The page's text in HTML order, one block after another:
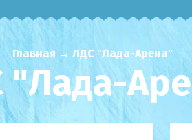
Главная → ЛДС "Лада-Арена"
"Лада-